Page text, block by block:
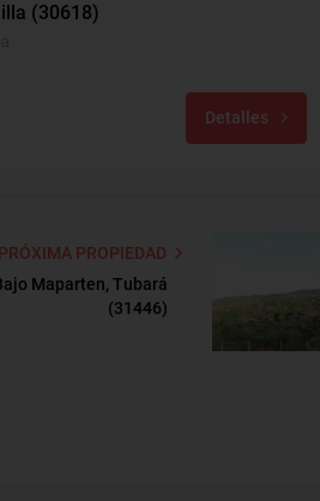
(30618)
Detalles
PRÓXIMA PROPIEDAD
Maparten, Tubará
(31446)